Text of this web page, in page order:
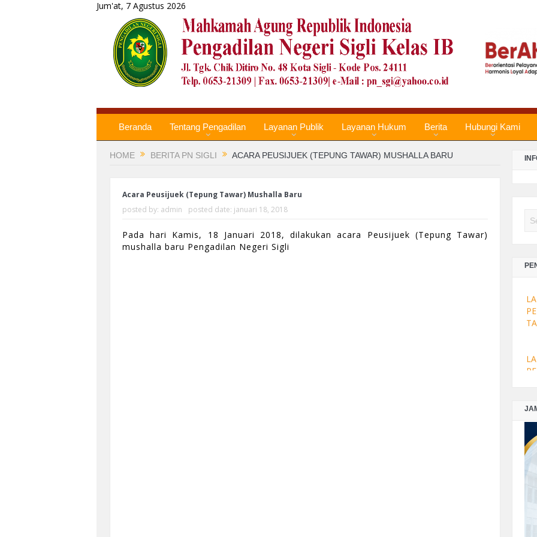
Jum'at, 7 Agustus 2026
Beranda Tentang Pengadilan Layanan Publik Layanan Hukum Berita Hubungi Kami
HOME BERITA PN SIGLI ACARA PEUSIJUEK (TEPUNG TAWAR) MUSHALLA BARU
Acara Peusijuek (Tepung Tawar) Mushalla Baru
posted by: admin posted date: januari 18, 2018
Pada hari Kamis, 18 Januari 2018, dilakukan acara Peusijuek (Tepung Tawar)
mushalla baru Pengadilan Negeri Sigli